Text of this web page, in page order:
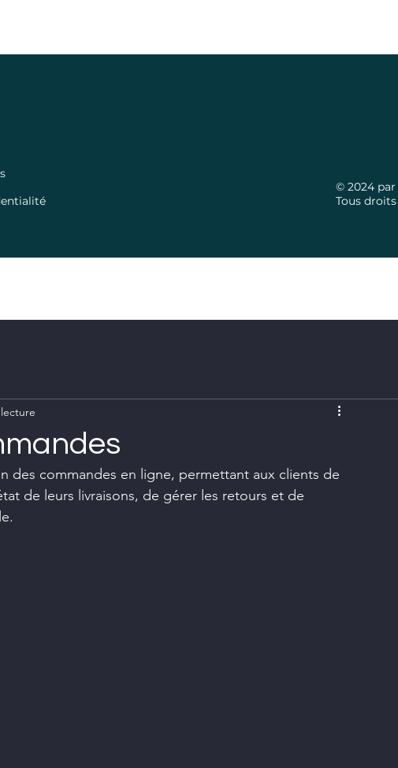
des commandes en ligne, permettant aux clients de
de leurs livraisons, de gérer les retours et de
© 2024 par
Tous